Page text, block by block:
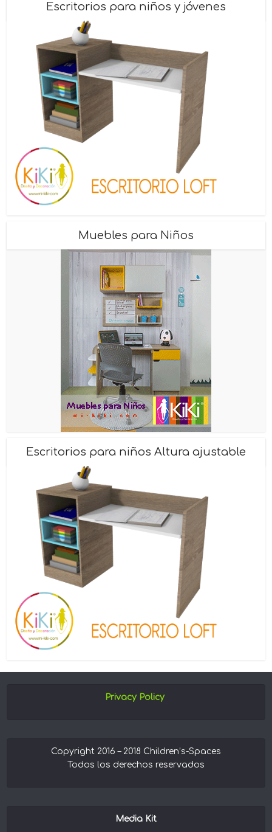
Escritorios para niños y jóvenes
Muebles para Niños
Escritorios para niños Altura ajustable
Privacy Policy
Copyright 2016 – 2018 Children’s-Spaces
Todos los derechos reservados
Media Kit